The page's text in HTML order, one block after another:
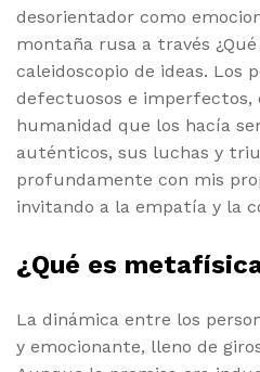
desorientador como
montaña rusa a través
caleidoscopio de ideas. Los
defectuosos e imperfectos,
humanidad que los hacía
auténticos, sus luchas y
profundamente con mis
invitando a la empatía y la
¿Qué es
La dinámica entre los
y emocionante, lleno de